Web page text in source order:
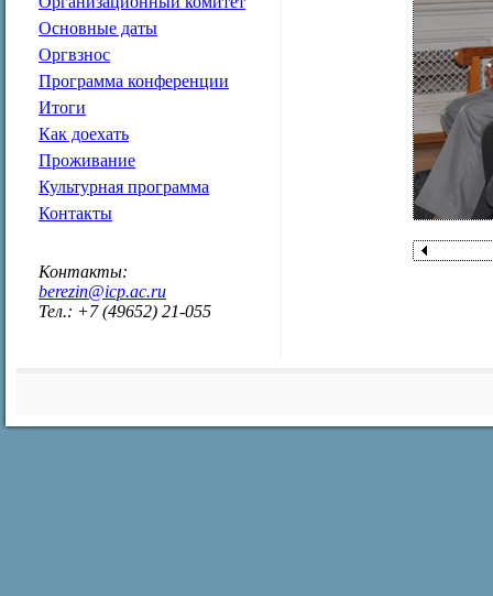
Основные даты
Оргвзнос
Программа конференции
Итоги
Как доехать
Проживание
Культурная программа
Контакты
Контакты:
berezin@icp.ac.ru
Тел.: +7 (49652) 21-055